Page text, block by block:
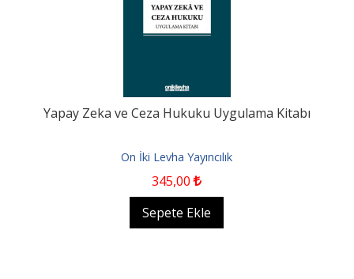
Yapay Zeka ve Ceza Hukuku Uygulama Kitabı
On İki Levha Yayıncılık
345,00
Sepete Ekle